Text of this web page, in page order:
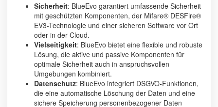
Sicherheit: BlueEvo garantiert umfassende Sicherheit
mit geschützten Komponenten, der Mifare® DESFire®
EV3-Technologie und einer sicheren Software vor Ort
oder in der Cloud.
Vielseitigkeit: BlueEvo bietet eine flexible und robuste
Lösung, die aktive und passive Komponenten für
optimale Sicherheit auch in anspruchsvollen
Umgebungen kombiniert.
Datenschutz: BlueEvo integriert DSGVO-Funktionen,
die eine automatische Löschung der Daten und eine
sichere Speicherung personenbezogener Daten